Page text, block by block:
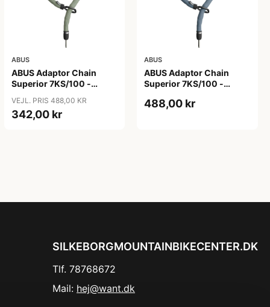
ABUS
ABUS Adaptor Chain
Superior 7KS/100 -
Green
VEJL. PRIS 488,00 KR
342,00 kr
ABUS
ABUS Adaptor Chain
Superior 7KS/100 -
488,00 kr
SILKEBORGMOUNTAINBIKECENTER.DK
Tlf. 78768672
Mail: hej@want.dk